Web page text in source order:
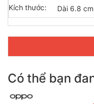
Kích thước:
Dài 6.8
Có thể bạn